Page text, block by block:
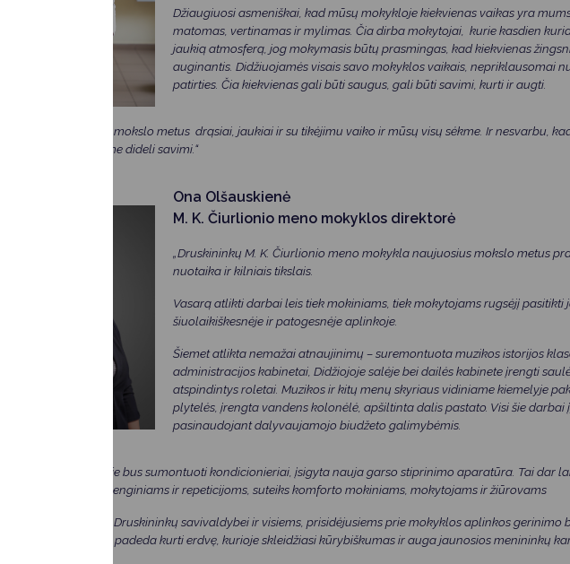
Džiaugiuosi asmeniškai, kad mūsų mokykloje kiekvienas vaikas yra
matomas, vertinamas ir mylimas. Čia dirba mokytojai, kurie kasdien
jaukią atmosferą, jog mokymasis būtų prasmingas, kad kiekvienas
auginantis. Didžiuojamės visais savo mokyklos vaikais, nepriklausomai
patirties. Čia kiekvienas gali būti saugus, gali būti savimi, kurti ir augti.
Taigi pradėkime šiuos mokslo metus drąsiai, jaukiai ir su tikėjimu vaiko ir mūsų visų sėkme. Ir nesvarbu,
būtent todėl mes esame dideli savimi.“
Ona Olšauskienė
M. K. Čiurlionio meno mokyklos direktorė
„Druskininkų M. K. Čiurlionio meno mokykla naujuosius mokslo metus
nuotaika ir kilniais tikslais.
Vasarą atlikti darbai leis tiek mokiniams, tiek mokytojams rugsėjį pasitikti
šiuolaikiškesnėje ir patogesnėje aplinkoje.
Šiemet atlikta nemažai atnaujinimų – suremontuota muzikos istorijos
administracijos kabinetai, Didžiojoje salėje bei dailės kabinete įrengti
atspindintys roletai. Muzikos ir kitų menų skyriaus vidiniame kiemelyje
plytelės, įrengta vandens kolonėlė, apšiltinta dalis pastato. Visi šie darbai
pasinaudojant dalyvaujamojo biudžeto galimybėmis.
Rudenį Didžiojoje salėje bus sumontuoti kondicionieriai, įsigyta nauja garso stiprinimo aparatūra. Tai dar
sąlygas koncertams, renginiams ir repeticijoms, suteiks komforto mokiniams, mokytojams ir žiūrovams
Nuoširdžiai dėkojame Druskininkų savivaldybei ir visiems, prisidėjusiems prie mokyklos aplinkos gerinimo
palaikymas ir rūpestis padeda kurti erdvę, kurioje skleidžiasi kūrybiškumas ir auga jaunosios menininkų